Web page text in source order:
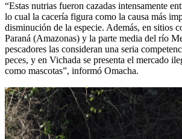
“Estas nutrias fueron cazadas intensamente
lo cual la cacería figura como la causa más
disminución de la especie. Además, en sitios
Paraná (Amazonas) y la parte media del río
pescadores las consideran una seria
peces, y en Vichada se presenta el mercado
como mascotas”, informó Omacha.